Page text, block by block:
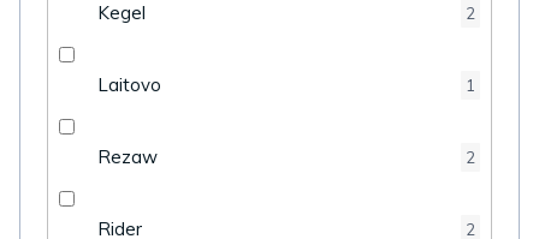
Kegel 2
Laitovo 1
Rezaw 2
Rider 2